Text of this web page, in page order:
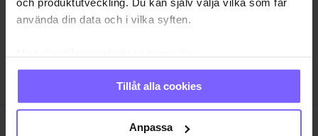
och produktutveckling. Du kan själv välja vilka som får
använda din data och i vilka syften.
Samla in information om din geografiska plats
som kan ha en noggrannhet på upp till flera meter
Identifiera din enhet genom att aktivt skanna den
för specifika kännetecken (fingeravtryck)
Tillåt alla cookies
Anpassa
SHOP
TIDNINGSARKIV
INTEGRITETSPOLICY